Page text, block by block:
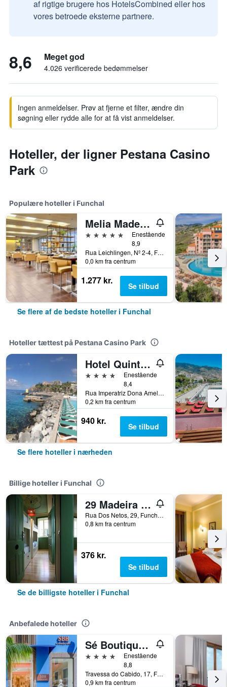
af rigtige brugere hos HotelsCombined eller hos
vores betroede eksterne partnere.
8,6 Meget god
4.026 verificerede bedømmelser
Ingen anmeldelser. Prøv at fjerne et filter, ændre din
søgning eller rydde alle for at få vist anmeldelser.
Hoteller, der ligner Pestana Casino
Park
Populære hoteller i Funchal
Melia Madeira Mare
5 stjerner
Enestående
8,9
Rua Leichlingen, Nº 2-4, Funchal, Madeira, Portugal
0,0 km fra centrum
1.277 kr. Se tilbud
Se flere af de bedste hoteller i Funchal
Hoteller tættest på Pestana Casino Park
Hotel Quinta da Penha de França
4 stjerner
Enestående
8,4
Rua Imperatriz Dona Amelia 85, Funchal, Madeira, Portugal
0,2 km fra centrum
940 kr. Se tilbud
Se flere hoteller i nærheden
Billige hoteller i Funchal
29 Madeira Hostel
Rua Dos Netos, 29, Funchal, Madeira, Portugal
0,8 km fra centrum
376 kr.
Se tilbud
Se de billigste hoteller i Funchal
Anbefalede hoteller
Sé Boutique Hotel
4 stjerner
Enestående
8,8
Travessa do Cabido, 17, Funchal, Madeira, Portugal
0,9 km fra centrum